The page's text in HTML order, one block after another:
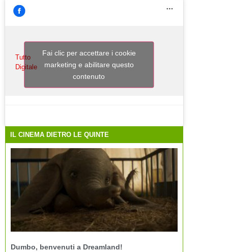
Tutto
Digitale
Fai clic per accettare i cookie
marketing e abilitare questo
contenuto
IL CINEMA DIETRO LE QUINTE
Dumbo, benvenuti a Dreamland!